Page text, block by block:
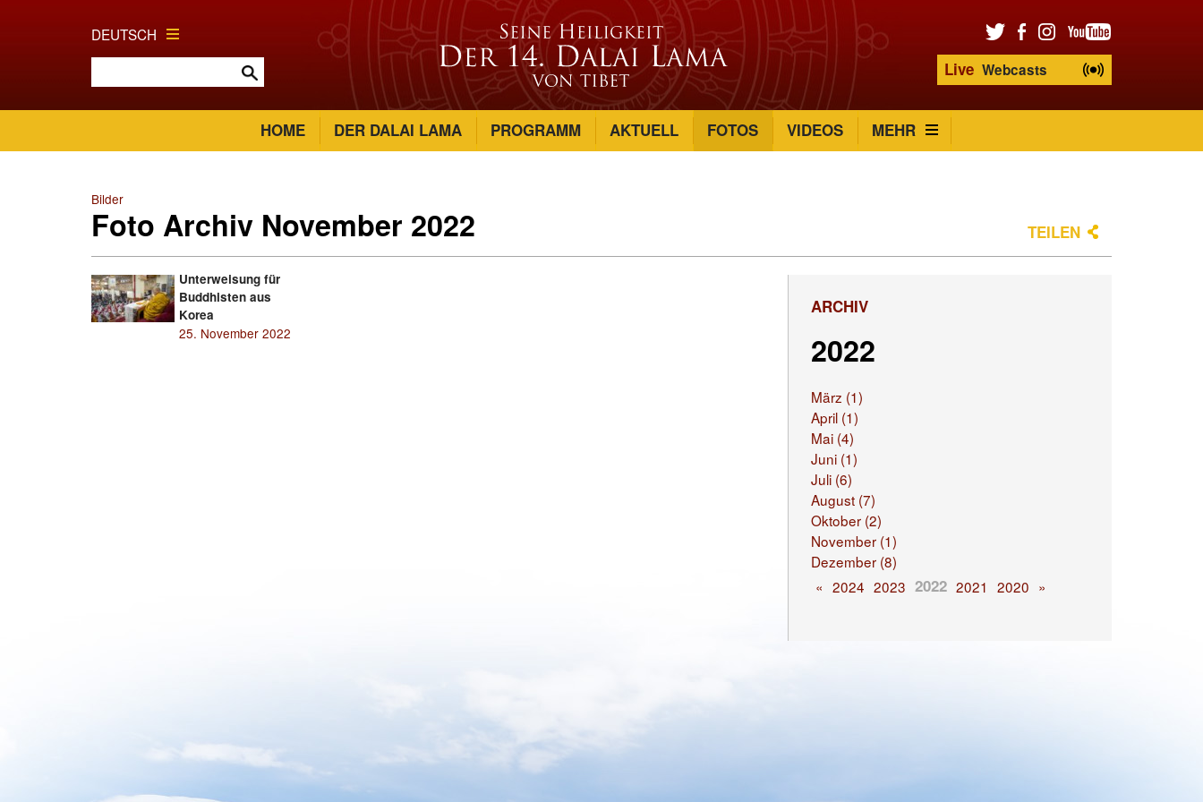
DEUTSCH
Live Webcasts
HOME DER DALAI LAMA PROGRAMM AKTUELL FOTOS VIDEOS MEHR
Bilder
Foto Archiv November 2022 TEILEN
Unterweisung für
Buddhisten aus
Korea
25. November 2022
ARCHIV
2022
März (1)
April (1)
Mai (4)
Juni (1)
Juli (6)
August (7)
Oktober (2)
November (1)
Dezember (8)
« 2024 2023 2022 2021 2020 »